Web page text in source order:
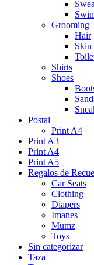
Grooming
Hair
Skin
Shirts
Shoes
Postal
Print A4
Print A3
Print A4
Print A5
Regalos de
Car Seats
Clothing
Diapers
Imanes
Mumz
Toys
Sin categorizar
Taza